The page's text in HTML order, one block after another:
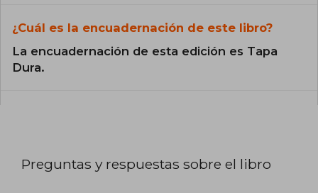
¿Cuál es la encuadernación de este libro?
La encuadernación de esta edición es Tapa
Dura.
Preguntas y respuestas sobre el libro